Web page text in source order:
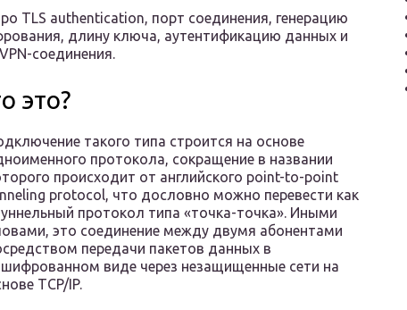
TLS authentication, порт соединения, генерацию
длину ключа, аутентификацию данных и
соединения.
это?
такого типа строится на основе
протокола, сокращение в названии
происходит от английского point-to-point
protocol, что дословно можно перевести как
протокол типа «точка-точка». Иными
это соединение между двумя абонентами
передачи пакетов данных в
виде через незащищенные сети на
TCP/IP.